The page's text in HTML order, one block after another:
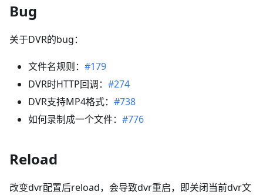
Bug
关于DVR的bug：
文件名规则： #179
DVR时HTTP回调： #274
DVR支持MP4格式： #738
如何录制成一个文件： #776
Reload
改变dvr配置后reload，会导致dvr重启，即关闭当前dvr文